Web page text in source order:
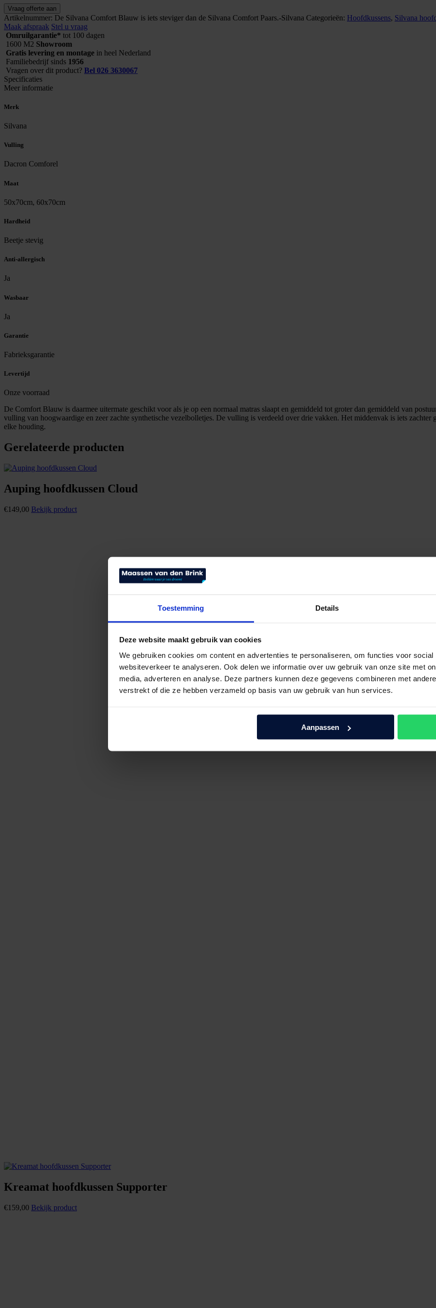
Toestemming Details
Deze website maakt gebruik van cookies
We gebruiken cookies om content en advertenties te personaliseren, om functies voor
websiteverkeer te analyseren. Ook delen we informatie over uw gebruik van onze site met
media, adverteren en analyse. Deze partners kunnen deze gegevens combineren met
verstrekt of die ze hebben verzameld op basis van uw gebruik van hun services.
Aanpassen
Silvana
Comfort
Blauw
aantal
Vraag offerte aan
Artikelnummer: De Silvana Comfort Blauw is iets steviger dan de Silvana Comfort Paars.-Silvana Categorieën: Hoofdkussens, Silvana
Maak afspraak Stel u vraag
Omruilgarantie* tot 100 dagen
1600 M2 Showroom
Gratis levering en montage in heel Nederland
Familiebedrijf sinds 1956
Vragen over dit product? Bel 026 3630067
Specificaties
Meer informatie
Merk
Silvana
Vulling
Dacron Comforel
Maat
50x70cm, 60x70cm
Hardheid
Beetje stevig
Anti-allergisch
Ja
Wasbaar
Ja
Garantie
Fabrieksgarantie
Levertijd
Onze voorraad
De Comfort Blauw is daarmee uitermate geschikt voor als je op een normaal matras slaapt en gemiddeld tot groter dan gemiddeld van
vulling van hoogwaardige en zeer zachte synthetische vezelbolletjes. De vulling is verdeeld over drie vakken. Het middenvak is iets
elke houding.
Gerelateerde producten
Auping hoofdkussen Cloud
€149,00 Bekijk product
Kreamat hoofdkussen Supporter
€159,00 Bekijk product